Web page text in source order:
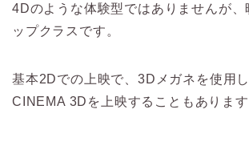
4Dのような体験型ではありませんが、
ップクラスです。
基本2Dでの上映で、3Dメガネを使用
CINEMA 3Dを上映することもあります